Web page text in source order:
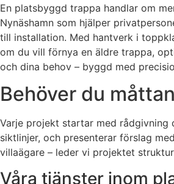
En platsbyggd trappa handlar om
Nynäshamn som hjälper
till installation. Med hantverk i
om du vill förnya en äldre trappa,
och dina behov – byggd med
Behöver du
Varje projekt startar med rådgivning
siktlinjer, och presenterar förslag
villaägare – leder vi projektet
Våra tjänster inom